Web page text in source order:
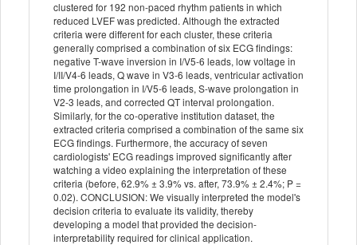
clustered for 192 non-paced rhythm patients in which
reduced LVEF was predicted. Although the extracted
criteria were different for each cluster, these criteria
generally comprised a combination of six ECG findings:
negative T-wave inversion in I/V5-6 leads, low voltage in
I/II/V4-6 leads, Q wave in V3-6 leads, ventricular activation
time prolongation in I/V5-6 leads, S-wave prolongation in
V2-3 leads, and corrected QT interval prolongation.
Similarly, for the co-operative institution dataset, the
extracted criteria comprised a combination of the same six
ECG findings. Furthermore, the accuracy of seven
cardiologists' ECG readings improved significantly after
watching a video explaining the interpretation of these
criteria (before, 62.9% ± 3.9% vs. after, 73.9% ± 2.4%; P =
0.02). CONCLUSION: We visually interpreted the model's
decision criteria to evaluate its validity, thereby
developing a model that provided the decision-
interpretability required for clinical application.